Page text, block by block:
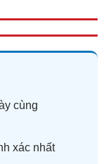
cùng
xác nhất